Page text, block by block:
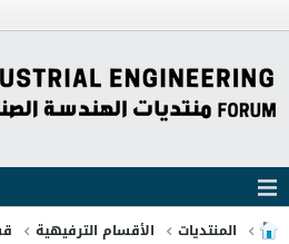
المنتديات الأقسام الترفيهية